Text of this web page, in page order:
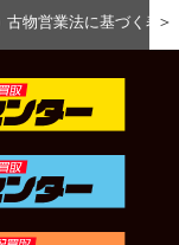
古物営業法に基づく表示
＞